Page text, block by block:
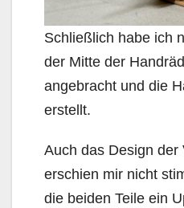
Schließlich habe ich
der Mitte der
angebracht und die
erstellt.
Auch das Design der
erschien mir nicht
die beiden Teile ein